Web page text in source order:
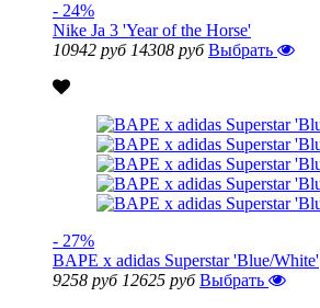
- 24%
Nike Ja 3 'Year of the Horse'
10942 руб 14308 руб Выбрать
- 27%
BAPE x adidas Superstar 'Blue/White'
9258 руб 12625 руб Выбрать